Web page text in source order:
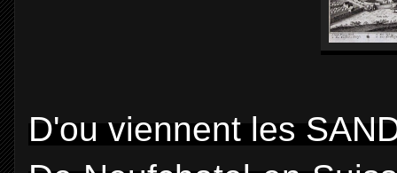
D'ou viennent les